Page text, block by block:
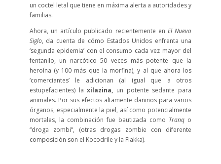
un coctel letal que tiene en máxima alerta a autoridades y
familias.
Ahora, un artículo publicado recientemente en El Nuevo
Siglo, da cuenta de cómo Estados Unidos enfrenta una
‘segunda epidemia’ con el consumo cada vez mayor del
fentanilo, un narcótico 50 veces más potente que la
heroína (y 100 más que la morfina), y al que ahora los
‘comerciantes’ le adicionan (al igual que a otros
estupefacientes) laxilazina, un potente sedante para
animales. Por sus efectos altamente dañinos para varios
órganos, especialmente la piel, así como potencialmente
mortales, la combinación fue bautizada como Tranq o
“droga zombi”, (otras drogas zombie con diferente
composición son el Kocodrile y la Flakka).